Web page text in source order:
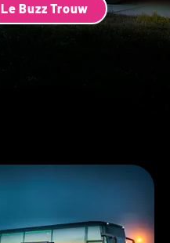
Le Buzz Trouw